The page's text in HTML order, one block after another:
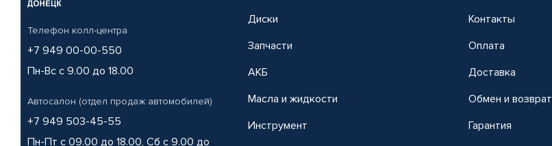
Телефон колл-центра
+7 949 00-00-550
Пн-Вс с 9.00 до 18.00
Автосалон (отдел продаж автомобилей)
+7 949 503-45-55
Пн-Пт с 09.00 до 18.00, Сб с 9.00 до
Диски
Запчасти
АКБ
Масла и жидкости
Инструмент
Контакты
Оплата
Доставка
Обмен и возврат
Гарантия